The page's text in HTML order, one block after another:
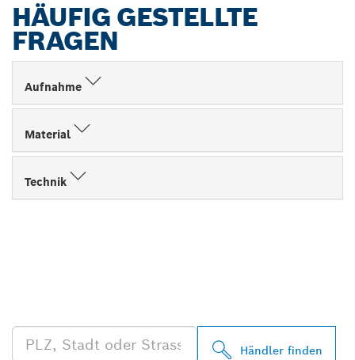
HÄUFIG GESTELLTE
FRAGEN
Aufnahme
Material
Technik
Händler finden